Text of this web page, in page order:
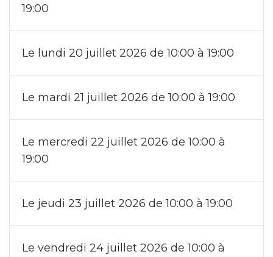
19:00
Le lundi 20 juillet 2026 de 10:00 à 19:00
Le mardi 21 juillet 2026 de 10:00 à 19:00
Le mercredi 22 juillet 2026 de 10:00 à
19:00
Le jeudi 23 juillet 2026 de 10:00 à 19:00
Le vendredi 24 juillet 2026 de 10:00 à